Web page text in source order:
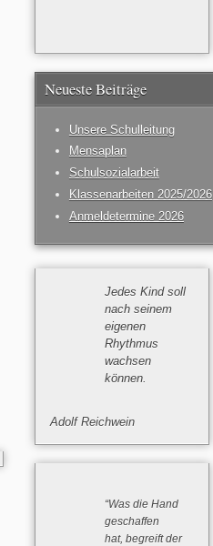
Neueste Beiträge
Unsere Schulleitung
Mensaplan
Schulsozialarbeit
Klassenarbeiten 2025/2026
Anmeldetermine 2026
Jedes Kind soll
nach seinem
eigenen
Rhythmus
wachsen
können.
Adolf Reichwein
“Was die Hand
geschaffen
hat, begreift der